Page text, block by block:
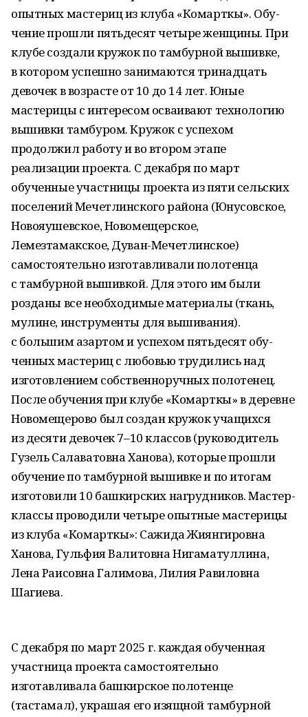
опытных мастериц из клуба «Комарткы». Обу­
чение прошли пятьдесят четыре женщины. При
клубе создали кружок по тамбурной вышивке,
в котором успешно занимаются тринадцать
девочек в возрасте от 10 до 14 лет. Юные
мастерицы с интересом осваивают технологию
вышивки тамбуром. Кружок с успехом
продолжил работу и во втором этапе
реализации проекта. С декабря по март
обученные участницы проекта из пяти сельских
поселений Мечетлинского района (Юнусовское,
Новояушевское, Новомещерское,
Лемезтамакское, Дуван-Мечетлинское)
самостоятельно изготавливали полотенца
с тамбурной вышивкой. Для этого им были
розданы все необходимые материалы (ткань,
мулине, инструменты для вышивания).
с большим азартом и успехом пятьдесят обу­
ченных мастериц с любовью трудились над
изготовлением собственноручных полотенец.
После обучения при клубе «Комарткы» в деревне
Новомещерово был создан кружок учащихся
из десяти девочек 7–10 классов (руководитель
Гузель Салаватовна Ханова), которые прошли
обучение по тамбурной вышивке и по итогам
изготовили 10 башкирских нагрудников. Мастер-
классы проводили четыре опытные мастерицы
из клуба «Комарткы»: Сажида Жиянгировна
Ханова, Гульфия Валитовна Нигаматуллина,
Лена Раисовна Галимова, Лилия Равиловна
Шагиева.
С декабря по март 2025 г. каждая обученная
участница проекта самостоятельно
изготавливала башкирское полотенце
(тастамал), украшая его изящной тамбурной